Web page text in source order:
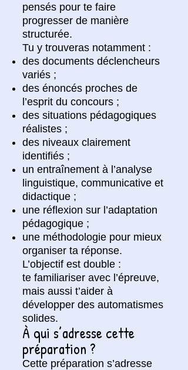
pensés pour te faire
progresser de manière
structurée.
Tu y trouveras notamment :
des documents déclencheurs
variés ;
des énoncés proches de
l’esprit du concours ;
des situations pédagogiques
réalistes ;
des niveaux clairement
identifiés ;
un entraînement à l’analyse
linguistique, communicative et
didactique ;
une réflexion sur l’adaptation
pédagogique ;
une méthodologie pour mieux
organiser ta réponse.
L’objectif est double :
te familiariser avec l’épreuve,
mais aussi t’aider à
développer des automatismes
solides.
À qui s’adresse cette
préparation ?
Cette préparation s’adresse